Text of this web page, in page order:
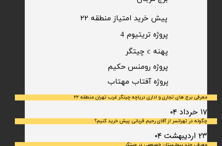
معرفی برج های تجاری و اداری دریاچه چیتگر غرب تهران منطقه ۲۲
۱۷ خرداد ۰۴
چگونه در تهرانسر از آقای رحیم قربانی پیش خرید کنیم؟
۲۳ اردیبهشت ۰۴
پیش خرید امتیاز منطقه ۲۲​​​​​​​
​پروژه آفتاب مهتاب
پروژه رومنس حکیم
پهنه c چیتگر
پروژه تریتیوم 4